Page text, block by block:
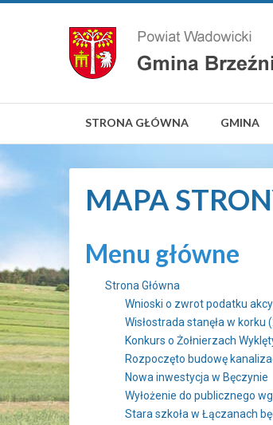
STRONA GŁÓWNA GMINA
MAPA
Menu główne
Strona Główna
Wnioski o zwrot podatku
Wisłostrada stanęła w korku
Konkurs o Żołnierzach
Rozpoczęto budowę
Nowa inwestycja w Bęczynie
Wyłożenie do publicznego
Stara szkoła w Łączanach